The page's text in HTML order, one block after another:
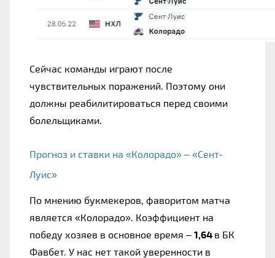
Сейчас команды играют после
чувствительных поражений. Поэтому они
должны реабилитироваться перед своими
болельщиками.
Прогноз и ставки на «Колорадо» – «Сент-
Луис»
По мнению букмекеров, фаворитом матча
является «Колорадо». Коэффициент на
победу хозяев в основное время – 1,64 в БК
Фавбет. У нас нет такой уверенности в